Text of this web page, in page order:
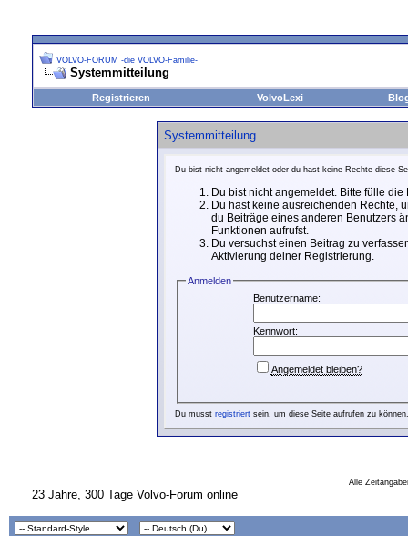
VOLVO-FORUM -die VOLVO-Familie-
Systemmitteilung
Registrieren VolvoLexi
Systemmitteilung
Du bist nicht angemeldet oder du hast keine Rechte diese
Du bist nicht angemeldet. Bitte fülle
Du hast keine ausreichenden Rechte,
du Beiträge eines anderen Benutzers
Funktionen aufrufst.
Du versuchst einen Beitrag zu
Aktivierung deiner Registrierung.
Anmelden
Benutzername:
Kennwort:
Angemeldet bleiben?
Du musst registriertsein, um diese Seite aufrufen zu können.
Alle
23 Jahre, 300 Tage Volvo-Forum online